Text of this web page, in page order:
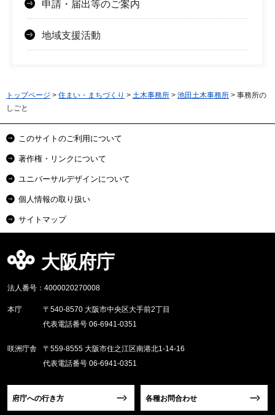
申請・届出等のご案内
地域支援活動
トップページ > 住まい・まちづくり > 土木事務所 > 池田土木事務所 > 事務所の
しごと
このサイトのご利用について
著作権・リンクについて
ユニバーサルデザインについて
個人情報の取り扱い
サイトマップ
大阪府庁
法人番号：4000020270008
本庁
〒540-8570 大阪市中央区大手前2丁目
代表電話番号 06-6941-0351
咲洲庁舎
〒559-8555 大阪市住之江区南港北1-14-16
代表電話番号 06-6941-0351
府庁への行き方 各種お問合わせ